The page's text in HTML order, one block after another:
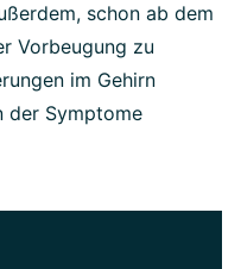
schon ab dem
Vorbeugung zu
im Gehirn
der Symptome